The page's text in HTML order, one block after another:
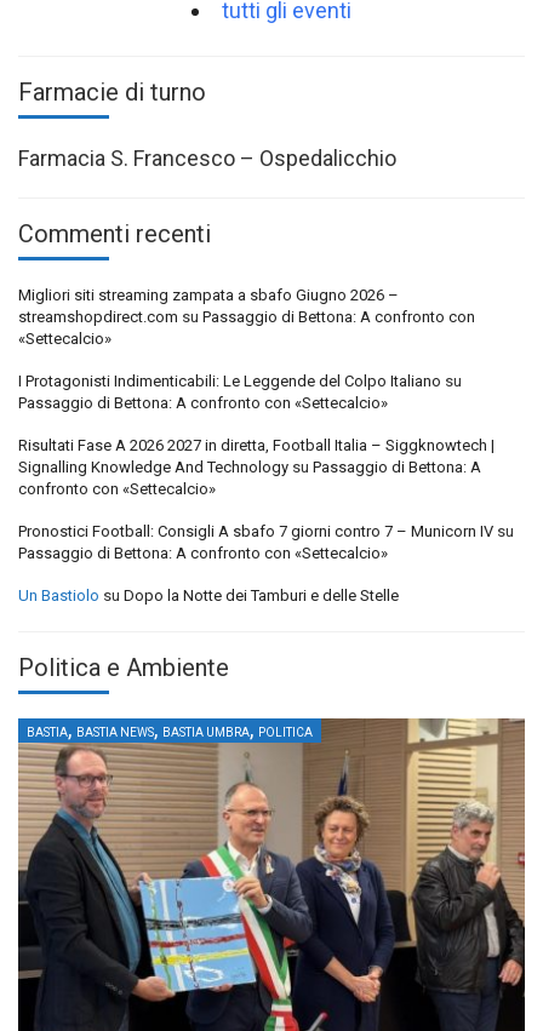
tutti gli eventi
Farmacie di turno
Farmacia S. Francesco – Ospedalicchio
Commenti recenti
Migliori siti streaming zampata a sbafo Giugno 2026 –
streamshopdirect.com su Passaggio di Bettona: A confronto con
«Settecalcio»
I Protagonisti Indimenticabili: Le Leggende del Colpo Italiano su
Passaggio di Bettona: A confronto con «Settecalcio»
Risultati Fase A 2026 2027 in diretta, Football Italia – Siggknowtech |
Signalling Knowledge And Technology su Passaggio di Bettona: A
confronto con «Settecalcio»
Pronostici Football: Consigli A sbafo 7 giorni contro 7 – Municorn IV su
Passaggio di Bettona: A confronto con «Settecalcio»
Un Bastiolo su Dopo la Notte dei Tamburi e delle Stelle
Politica e Ambiente
BASTIA, BASTIA NEWS, BASTIA UMBRA, POLITICA